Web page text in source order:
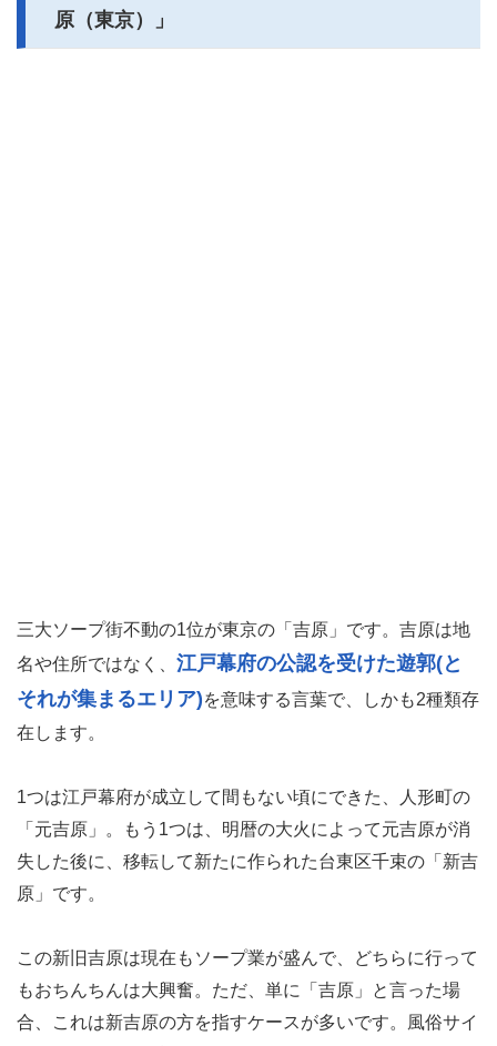
原（東京）」
三大ソープ街不動の1位が東京の「吉原」です。吉原は地
名や住所ではなく、 江戸幕府の公認を受けた遊郭(と
それが集まるエリア)を意味する言葉で、しかも2種類存
在します。
1つは江戸幕府が成立して間もない頃にできた、人形町の
「元吉原」。もう1つは、明暦の大火によって元吉原が消
失した後に、移転して新たに作られた台東区千束の「新吉
原」です。
この新旧吉原は現在もソープ業が盛んで、どちらに行って
もおちんちんは大興奮。ただ、単に「吉原」と言った場
合、これは新吉原の方を指すケースが多いです。風俗サイ